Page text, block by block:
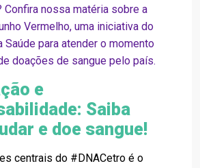
Confira nossa matéria sobre a
Vermelho, uma iniciativa do
Saúde para atender o momento
doações de sangue pelo país.
e
Saiba
e doe sangue!
centrais do #DNACetro é o